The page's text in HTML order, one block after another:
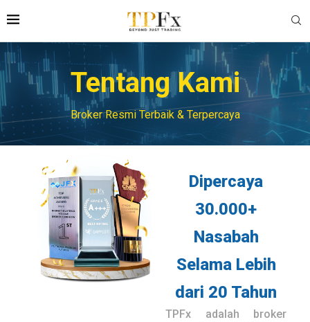
Tentang Kami
Broker Resmi Terbaik & Terpercaya
Dipercaya
30.000+
Nasabah
Selama Lebih
dari 20 Tahun
TPFx adalah broker